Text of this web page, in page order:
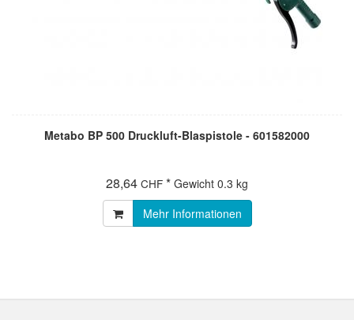
Metabo BP 500 Druckluft-Blaspistole - 601582000
28,64 CHF * Gewicht 0.3 kg
Mehr Informationen